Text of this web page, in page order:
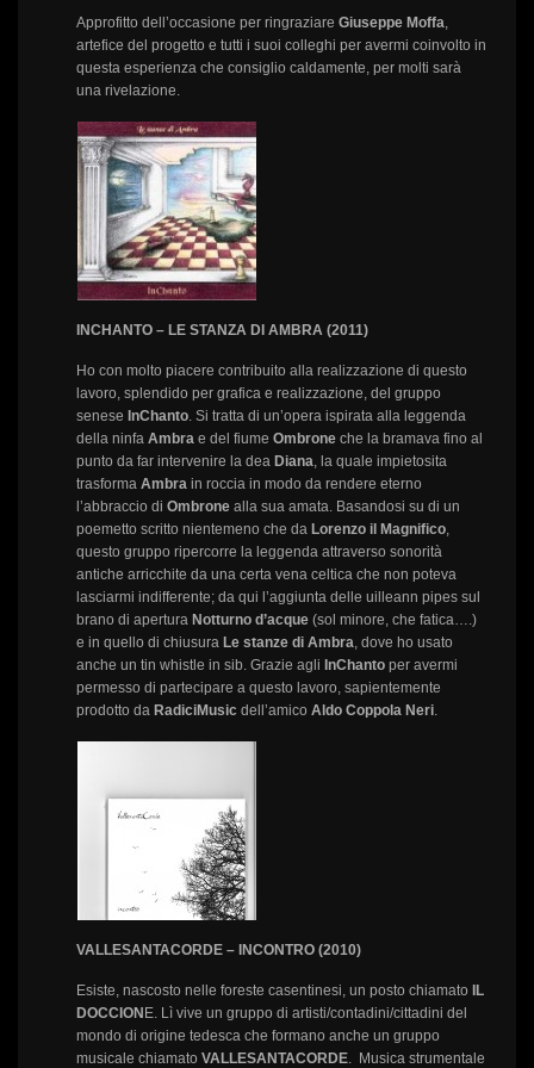
Approfitto dell’occasione per ringraziare Giuseppe Moffa
artefice del progetto e tutti i suoi colleghi per avermi coinvolto in
questa esperienza che consiglio caldamente, per molti sarà
una rivelazione.
INCHANTO – LE STANZA DI AMBRA (2011)
Ho con molto piacere contribuito alla realizzazione di questo
lavoro, splendido per grafica e realizzazione, del gruppo
senese InChanto. Si tratta di un’opera ispirata alla leggenda
della ninfa Ambra e del fiume Ombroneche la bramava fino al
punto da far intervenire la dea Diana , la quale impietosita
trasforma Ambra in roccia in modo da rendere eterno
l’abbraccio di Ombronealla sua amata. Basandosi su di un
poemetto scritto nientemeno che da Lorenzo il Magnifico,
questo gruppo ripercorre la leggenda attraverso sonorità
antiche arricchite da una certa vena celtica che non poteva
lasciarmi indifferente; da qui l’aggiunta delle uilleann pipes sul
brano di apertura Notturno d’acque(sol minore, che fatica….)
e in quello di chiusura Le stanze di Ambra , dove ho usato
anche un tin whistle in sib. Grazie agli InChantoper avermi
permesso di partecipare a questo lavoro, sapientemente
prodotto da RadiciMusic dell’amico Aldo Coppola Neri.
VALLESANTACORDE – INCONTRO (2010)
Esiste, nascosto nelle foreste casentinesi, un posto chiamato IL
DOCCIONE. Lì vive un gruppo di artisti/contadini/cittadini del
mondo di origine tedesca che formano anche un gruppo
musicale chiamato VALLESANTACORDE. Musica strumentale